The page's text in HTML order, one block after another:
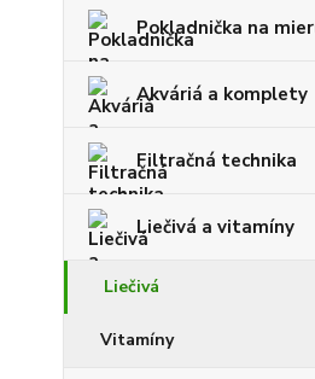
Pokladnička na
Akváriá a komplety
Filtračná technika
Liečivá a vitamíny
Liečivá
Vitamíny